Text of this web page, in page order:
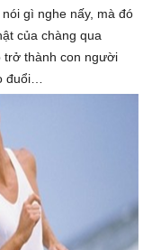
gì nghe nấy, mà đó
của chàng qua
trở thành con người
đuổi…